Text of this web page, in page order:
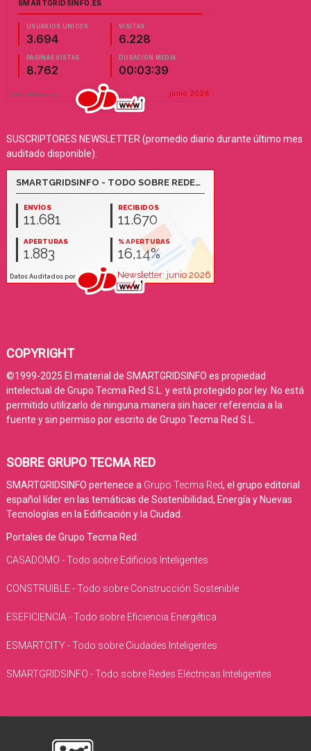
SUSCRIPTORES NEWSLETTER (promedio diario durante último mes
auditado disponible):
COPYRIGHT
©1999-2025 El material de SMARTGRIDSINFO es propiedad
intelectual de Grupo Tecma Red S.L. y está protegido por ley. No está
permitido utilizarlo de ninguna manera sin hacer referencia a la
fuente y sin permiso por escrito de Grupo Tecma Red S.L.
SOBRE GRUPO TECMA RED
SMARTGRIDSINFO pertenece a Grupo Tecma Red, el grupo editorial
español líder en las temáticas de Sostenibilidad, Energía y Nuevas
Tecnologías en la Edificación y la Ciudad.
Portales de Grupo Tecma Red:
CASADOMO - Todo sobre Edificios Inteligentes
CONSTRUIBLE - Todo sobre Construcción Sostenible
ESEFICIENCIA - Todo sobre Eficiencia Energética
ESMARTCITY - Todo sobre Ciudades Inteligentes
SMARTGRIDSINFO - Todo sobre Redes Eléctricas Inteligentes